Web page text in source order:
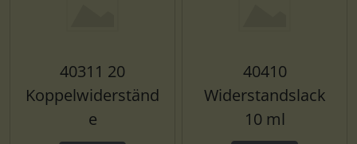
40311 20
Koppelwiderständ
e
40410
Widerstandslack
10 ml